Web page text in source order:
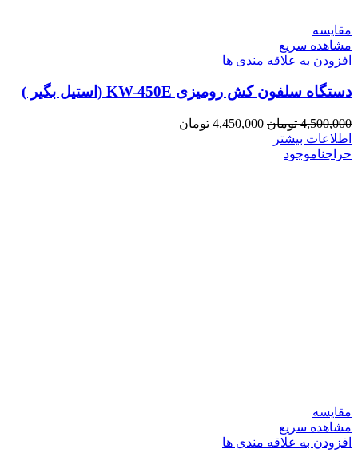
مقایسه
مشاهده سریع
افزودن به علاقه مندی ها
دستگاه سلفون کش رومیزی KW-450E (استیل بگیر )
4,500,000 تومان 4,450,000 تومان
اطلاعات بیشتر
حراجناموجود
مقایسه
مشاهده سریع
افزودن به علاقه مندی ها